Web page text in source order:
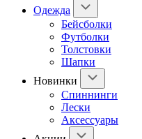
Одежда
Бейсболки
Футболки
Толстовки
Шапки
Новинки
Спиннинги
Лески
Аксессуары